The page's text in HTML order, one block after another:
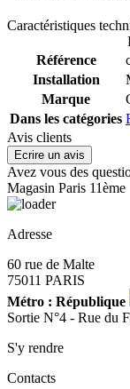
Caractéristiques
Référence
Installation
Marque
Dans les catégories
Avis clients
Ecrire un avis
Avez vous des
Magasin Paris 11ème
Adresse
60 rue de Malte
75011 PARIS
Métro : République
Sortie N°4 - Rue du
S'y rendre
Contacts